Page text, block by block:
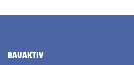
BAUAKTIV